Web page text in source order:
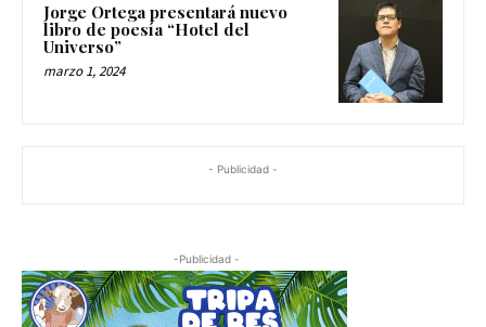
Jorge Ortega presentará nuevo
libro de poesía “Hotel del
Universo”
marzo 1, 2024
- Publicidad -
-Publicidad -